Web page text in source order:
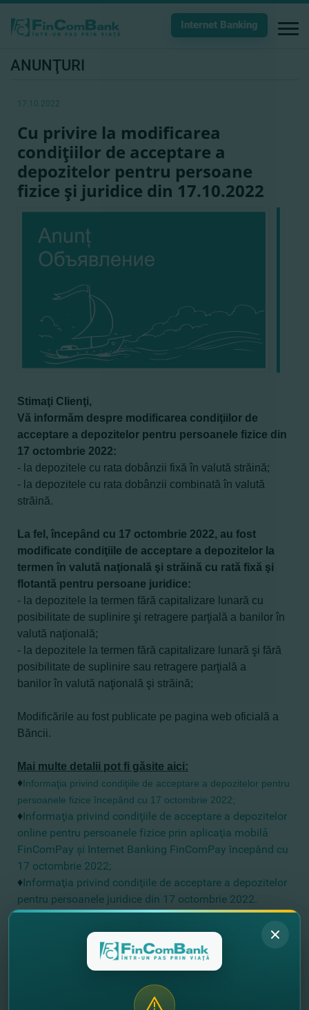
Internet Banking
ANUNŢURI
17.10.2022
Cu privire la modificarea
condiţiilor de acceptare a
depozitelor pentru persoane
fizice şi juridice din 17.10.2022
Stimaţi Clienţi,
Vă informăm despre modificarea condiţiilor de
acceptare a depozitelor pentru persoanele fizice din
17 octombrie 2022:
- la depozitele cu rata dobânzii fixă în valută străină;
- la depozitele cu rata dobânzii combinată în valută
străină.
La fel, începând cu 17 octombrie 2022, au fost
modificate condiţiile de acceptare a depozitelor la
termen în valută naţională şi străină cu rată fixă şi
flotantă pentru persoane juridice:
- la depozitele la termen fără capitalizare lunară cu
posibilitate de suplinire şi retragere parţială a banilor în
valută naţională;
- la depozitele la termen fără capitalizare lunară şi fără
posibilitate de suplinire sau retragere parţială a
banilor în valută naţională şi străină;
Modificările au fost publicate pe pagina web oficială a
Băncii.
Mai multe detalii pot fi găsite aici:
♦Informaţia privind condiţiile de acceptare a depozitelor pentru
persoanele fizice începând cu 17 octombrie 2022;
♦Informaţia privind condiţiile de acceptare a depozitelor
online pentru persoanele fizice prin aplicaţia mobilă
FinComPay şi Internet Banking FinComPay începând cu
17 octombrie 2022;
♦Informaţia privind condiţiile de acceptare a depozitelor
pentru persoanele juridice din 17 octombrie 2022.
Echipa FinComBank